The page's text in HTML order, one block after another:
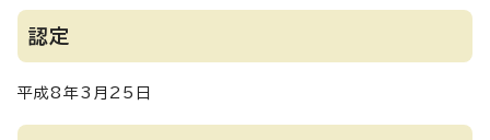
認定
平成8年3月25日